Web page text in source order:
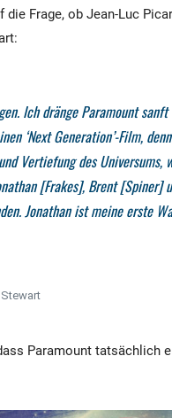
die Frage, ob Jean-Luc
Ich dränge Paramount sanft
‘Next Generation’-Film,
Vertiefung des Universums,
[Frakes], Brent [Spiner]
Jonathan ist meine erste
Paramount tatsächlich